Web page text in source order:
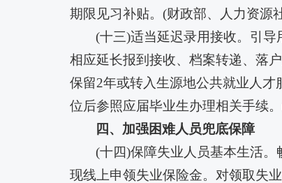
期限见习补贴。(财政部、人力资源
(十三)适当延迟录用接收。引导
相应延长报到接收、档案转递、落
保留2年或转入生源地公共就业人
位后参照应届毕业生办理相关手续
四、加强困难人员兜底保障
(十四)保障失业人员基本生活
现线上申领失业保险金。对领取失